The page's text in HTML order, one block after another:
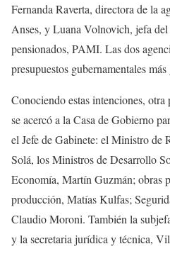
Fernanda Raverta, directora de la
Anses, y Luana Volnovich, jefa
pensionados, PAMI. Las dos
presupuestos gubernamentales más
Conociendo estas intenciones,
se acercó a la Casa de Gobierno
el Jefe de Gabinete: el Ministro de
Solá, los Ministros de Desarrollo
Economía, Martín Guzmán; obras
producción, Matías Kulfas;
Claudio Moroni. También la
y la secretaria jurídica y técnica,